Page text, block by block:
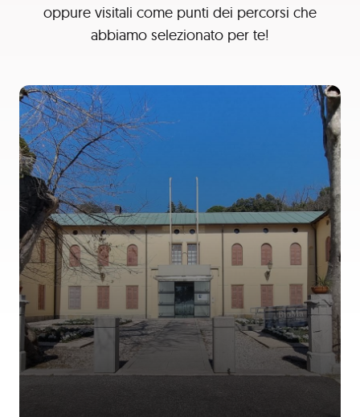
oppure visitali come punti dei percorsi che
abbiamo selezionato per te!